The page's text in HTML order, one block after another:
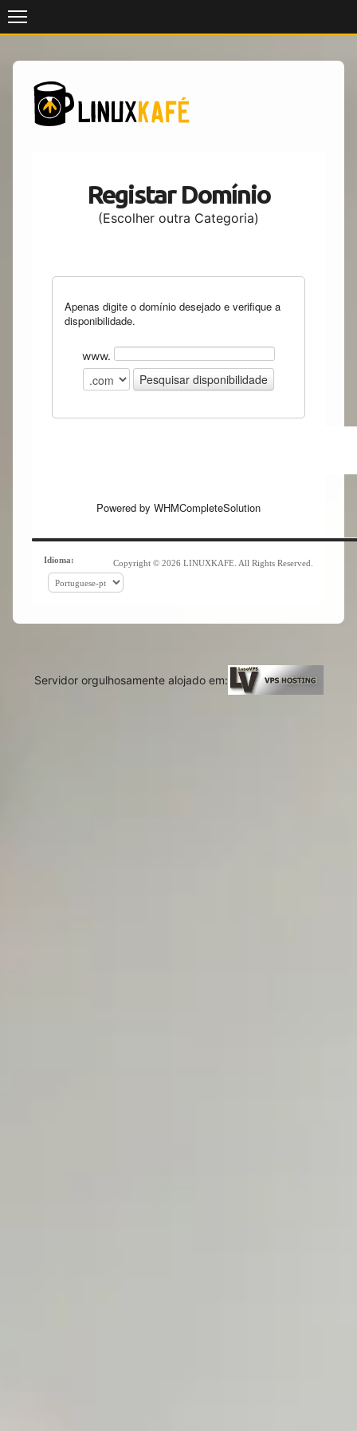
Skip
Registar Domínio
(Escolher outra Categoria)
Apenas digite o domínio desejado e verifique a
disponibilidade.
www.
Powered by WHMCompleteSolution
Copyright © 2026 LINUXKAFE. All Rights Reserved.
Idioma:
Servidor orgulhosamente alojado em: